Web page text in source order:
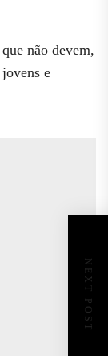
NEXT POST
não devem,
e